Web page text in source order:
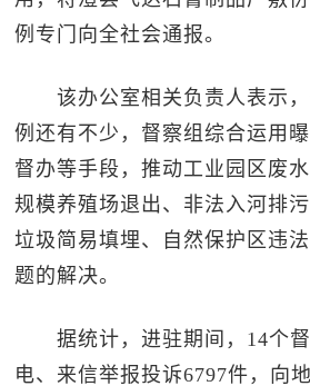
例专门向全社会通报。
该办公室相关负责人表示，
例还有不少，督察组综合运用
督办等手段，推动工业园区废
规模养殖场退出、非法入河排
垃圾简易填埋、自然保护区违
题的解决。
据统计，进驻期间，14个督
电、来信举报投诉6797件，向